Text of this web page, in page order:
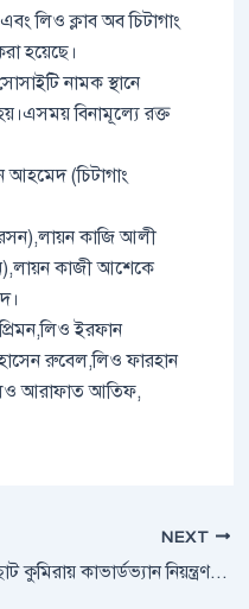
লিও ক্লাব অব চিটাগাং
হয়েছে।
নামক স্থানে
বিনামূল্যে রক্ত
আহমেদ (চিটাগাং
কাজি আলী
কাজী আশেকে
ইরফান
রুবেল,লিও ফারহান
আরাফাত আতিফ,
NEXT
সীতাকু্ন্ড ছোট কুমিরায় কাভার্ডভ্যান নিয়ন্ত্রণ হারিয়ে খাদে,নিহত ১